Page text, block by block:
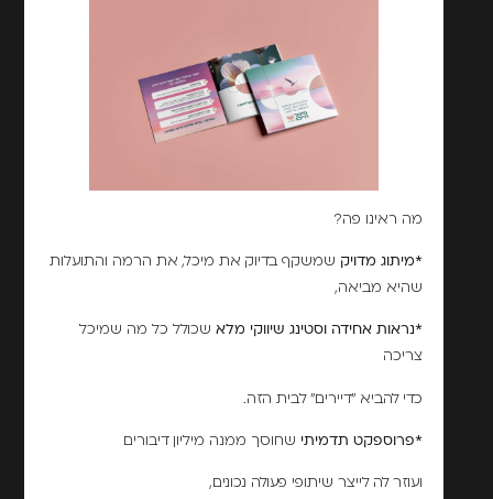
מה ראינו פה?
*מיתוג מדויק שמשקף בדיוק את מיכל, את הרמה והתועלות
שהיא מביאה,
*נראות אחידה וסטינג שיווקי מלאשכולל כל מה שמיכל
צריכה
כדי להביא "דיירים" לבית הזה.
*פרוספקט תדמיתי שחוסך ממנה מיליון דיבורים
ועוזר לה לייצר שיתופי פעולה נכונים,